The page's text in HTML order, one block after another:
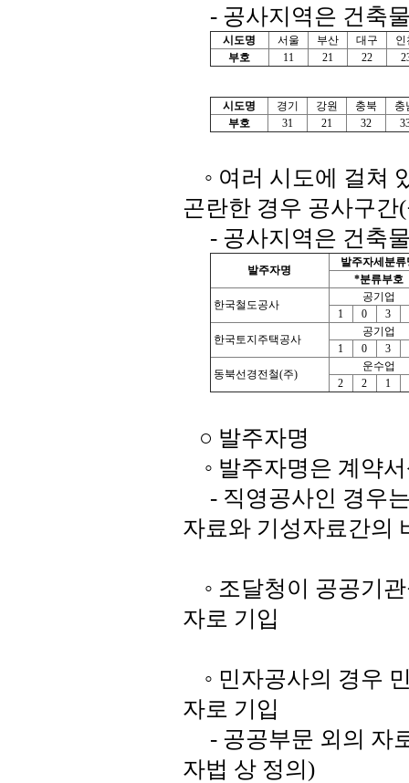
- 공사지역은 건축
시도명 서울 부산 대구
인
부호
11 21 22
시도명 경기 강원 충북
충
부호
31 21 32
◦ 여러 시도에 걸쳐
곤란한 경우 공사구간
- 공사지역은 건축
발주자명
발주자세분류
*분류부호
한국철도공사
공기업
1
0
3
한국토지주택공사
공기업
1
0
3
동북선경전철(주)
운수업
2
2 1
○ 발주자명
◦ 발주자명은 계약
- 직영공사인 경우
자료와 기성자료간의
◦ 조달청이 공공기
자로 기입
◦ 민자공사의 경우
자로 기입
- 공공부문 외의 자
자법 상 정의)